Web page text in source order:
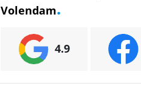
Volendam.
4.9